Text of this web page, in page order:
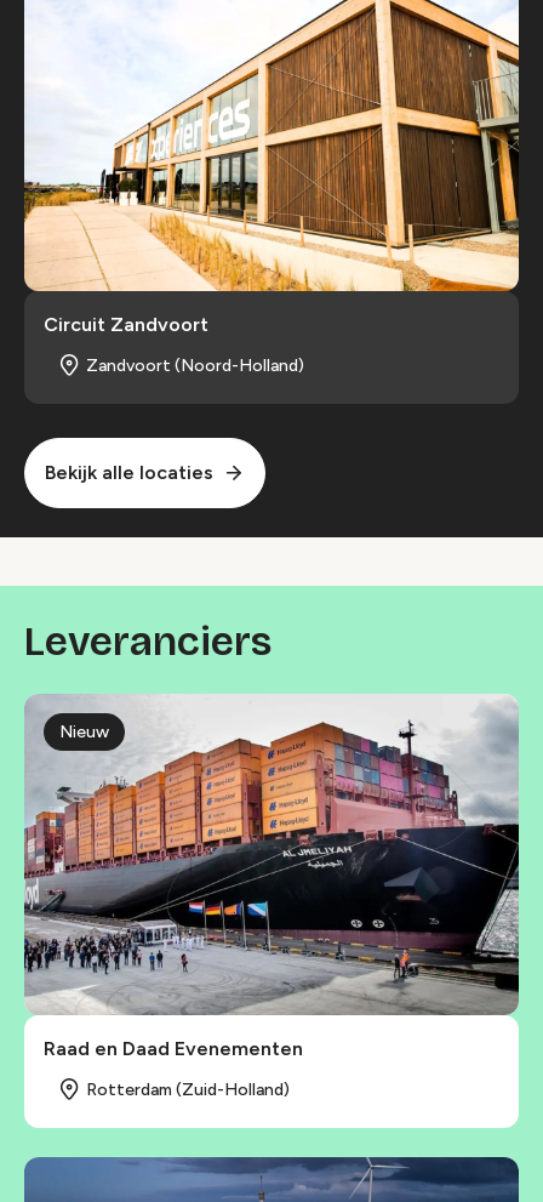
Circuit Zandvoort
Zandvoort (Noord-Holland)
Bekijk alle locaties
Leveranciers
Locaties index
Raad en Daad Evenementen
Rotterdam (Zuid-Holland)
Nieuw